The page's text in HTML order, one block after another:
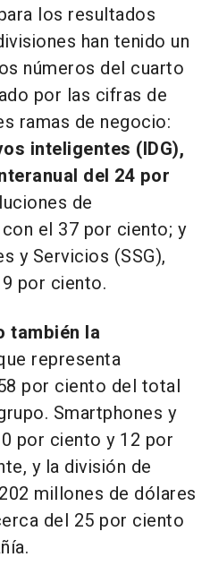
los resultados
han tenido un
números del cuarto
por las cifras de
ramas de negocio:
inteligentes (IDG),
del 24 por
de
el 37 por ciento; y
y Servicios (SSG),
por ciento.
también la
representa
por ciento del total
Smartphones y
por ciento y 12 por
y la división de
millones de dólares
del 25 por ciento